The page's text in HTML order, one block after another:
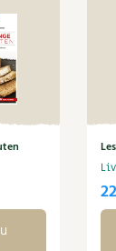
Pascal
des plantes